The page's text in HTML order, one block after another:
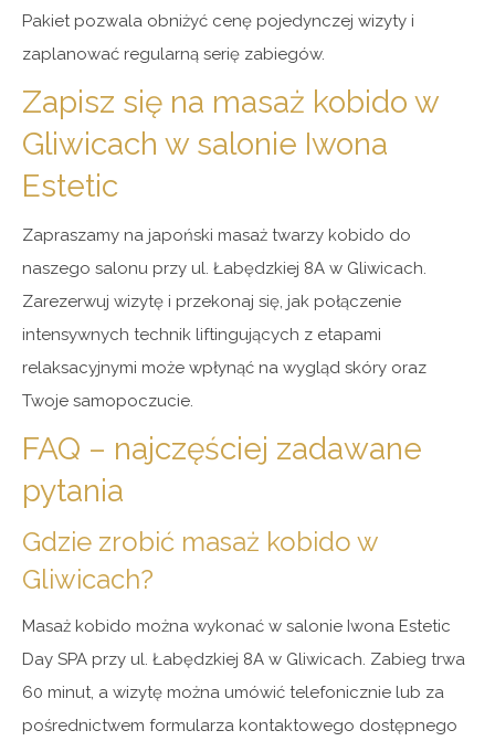
Pakiet pozwala obniżyć cenę pojedynczej wizyty i
zaplanować regularną serię zabiegów.
Zapisz się na masaż kobido w
Gliwicach w salonie Iwona
Estetic
Zapraszamy na japoński masaż twarzy kobido do
naszego salonu przy ul. Łabędzkiej 8A w Gliwicach.
Zarezerwuj wizytę i przekonaj się, jak połączenie
intensywnych technik liftingujących z etapami
relaksacyjnymi może wpłynąć na wygląd skóry oraz
Twoje samopoczucie.
FAQ – najczęściej zadawane
pytania
Gdzie zrobić masaż kobido w
Gliwicach?
Masaż kobido można wykonać w salonie Iwona Estetic
Day SPA przy ul. Łabędzkiej 8A w Gliwicach. Zabieg trwa
60 minut, a wizytę można umówić telefonicznie lub za
pośrednictwem formularza kontaktowego dostępnego